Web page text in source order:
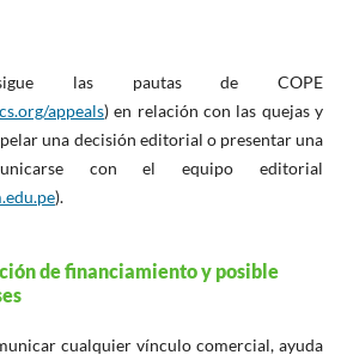
las pautas de COPE
appeals) en relación con las quejas y
una decisión editorial o presentar una
con el equipo editorial
).
de financiamiento y posible
cualquier vínculo comercial, ayuda